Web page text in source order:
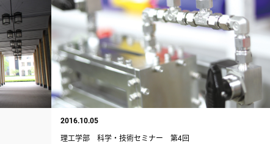
2016.10.05
理工学部 科学・技術セミナー 第4回